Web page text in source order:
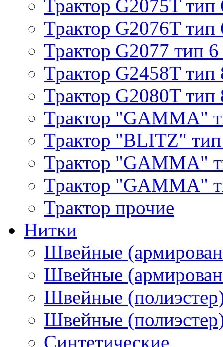
Трактор G2075T тип
Трактор G2076T тип
Трактор G2077 тип 6
Трактор G2458T тип
Трактор G2080T тип
Трактор "GAMMA"
Трактор "BLITZ"
Трактор "GAMMA"
Трактор "GAMMA"
Трактор прочие
Нитки
Швейные
Швейные
Швейные
Швейные
Синтетические